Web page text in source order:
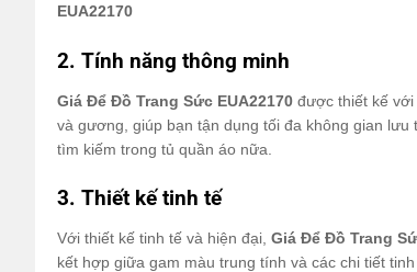
EUA22170
2. Tính năng thông minh
Giá Để Đồ Trang Sức EUA22170 được thiết kế
và gương, giúp bạn tận dụng tối đa không gian
tìm kiếm trong tủ quần áo nữa.
3. Thiết kế tinh tế
Với thiết kế tinh tế và hiện đại, Giá Để Đồ Trang
kết hợp giữa gam màu trung tính và các chi tiết